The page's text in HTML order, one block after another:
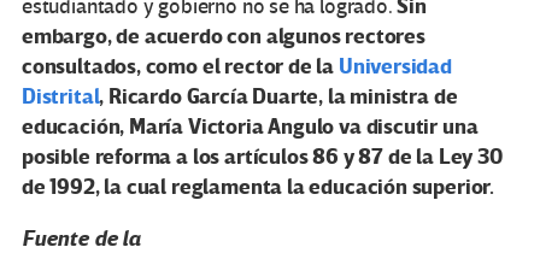
estudiantado y gobierno no se ha logrado.Sin
embargo, de acuerdo con algunos rectores
consultados, como el rector de la Universidad
Distrital, Ricardo García Duarte, la ministra de
educación, María Victoria Angulo va discutir una
posible reforma a los artículos 86 y 87 de la Ley 30
de 1992, la cual reglamenta la educación superior.
Fuente de la